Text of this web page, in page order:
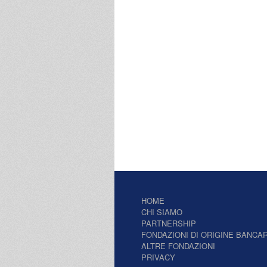
HOME
CHI SIAMO
PARTNERSHIP
FONDAZIONI DI ORIGINE
ALTRE FONDAZIONI
PRIVACY